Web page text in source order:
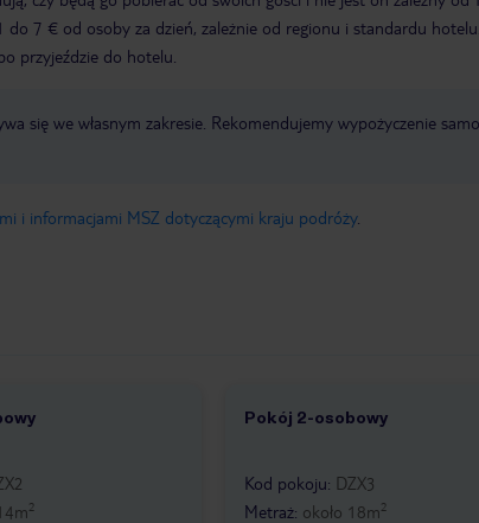
do 7 € od osoby za dzień, zależnie od regionu i standardu hotelu.
przyjeździe do hotelu.
się we własnym zakresie. Rekomendujemy wypożyczenie
i informacjami MSZ dotyczącymi kraju podróży.
m2
Pokój 2-osobowy
1 / 1
Kod pokoju: DZX3
Metraż: około 18m2